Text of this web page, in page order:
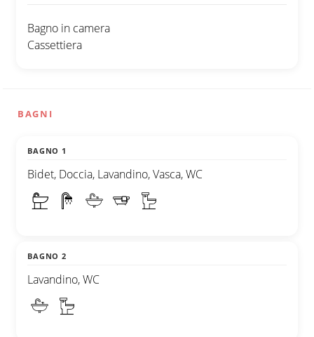
Bagno in camera
Cassettiera
BAGNI
BAGNO 1
Bidet, Doccia, Lavandino, Vasca, WC
BAGNO 2
Lavandino, WC